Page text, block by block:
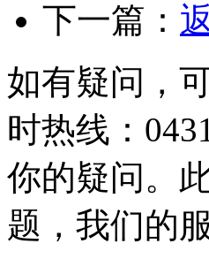
下一篇：
如有疑问，
时热线：
你的疑问。
题，我们的